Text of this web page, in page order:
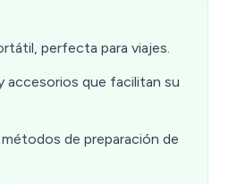
perfecta para viajes.
accesorios que facilitan su
de preparación de